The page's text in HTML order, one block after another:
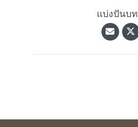
แบ่งปันบ